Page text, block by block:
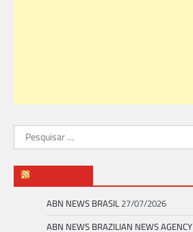
Pesquisar
por:
ABN NEWS BRASIL 27/07/2026
ABN NEWS BRAZILIAN NEWS AGENCY